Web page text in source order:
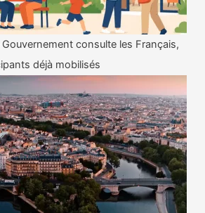
Gouvernement consulte les Français,
déjà mobilisés